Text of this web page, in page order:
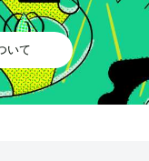
いて